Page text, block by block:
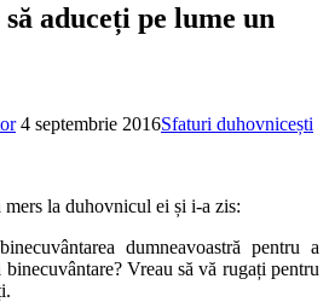
aduceți pe lume un
4 septembrie 2016Sfaturi duhovnicești
la duhovnicul ei și i-a zis:
dumneavoastră pentru a
Vreau să vă rugați pentru